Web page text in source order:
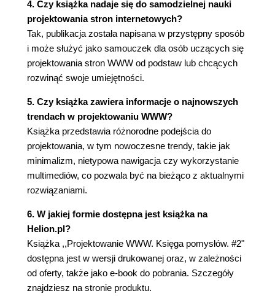
strukturalnych (220)
przyciski (225)
formularze (229)
przyjazne strony główne (236)
funkcjonalne stopki (240)
pokazy slajdów (246)
błąd 404 (252)
skorowidz praw autorskich (255)
4. Czy książka nadaje się do samodzielnej nauki
projektowania stron internetowych?
Tak, publikacja została napisana w przystępny sposób
i może służyć jako samouczek dla osób uczących się
projektowania stron WWW od podstaw lub chcących
rozwinąć swoje umiejętności.
5. Czy książka zawiera informacje o najnowszych
trendach w projektowaniu WWW?
Książka przedstawia różnorodne podejścia do
projektowania, w tym nowoczesne trendy, takie jak
minimalizm, nietypowa nawigacja czy wykorzystanie
multimediów, co pozwala być na bieżąco z aktualnymi
rozwiązaniami.
6. W jakiej formie dostępna jest książka na
Helion.pl?
Książka ,,Projektowanie WWW. Księga pomysłów. #2"
dostępna jest w wersji drukowanej oraz, w zależności
od oferty, także jako e-book do pobrania. Szczegóły
znajdziesz na stronie produktu.